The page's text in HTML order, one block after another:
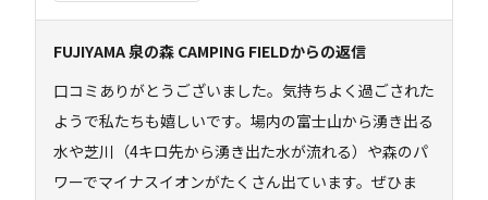
FUJIYAMA 泉の森 CAMPING FIELDからの返信
口コミありがとうございました。気持ちよく過ごされた
ようで私たちも嬉しいです。場内の富士山から湧き出る
水や芝川（4キロ先から湧き出た水が流れる）や森のパ
ワーでマイナスイオンがたくさん出ています。ぜひま